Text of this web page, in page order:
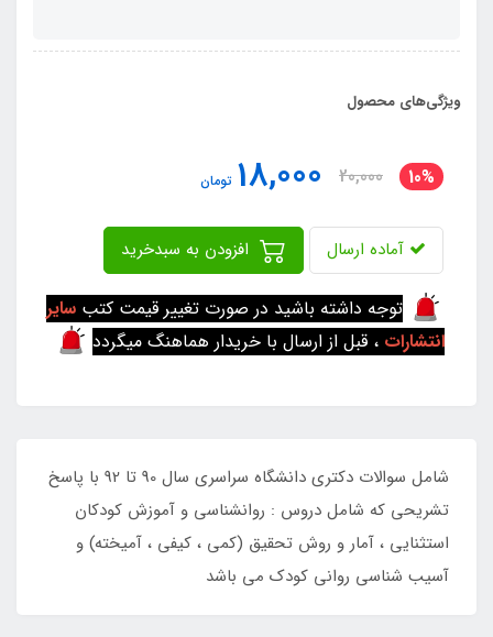
ویژگی‌های محصول
10%
20,000
18,000 تومان
آماده ارسال
توجه داشته باشید در صورت تغییر قیمت کتب سایر
انتشارات ، قبل از ارسال با خریدار هماهنگ میگردد
شامل سوالات دکتری دانشگاه سراسری سال 90 تا 92 با پاسخ
تشریحی که شامل دروس : روانشناسی و آموزش کودکان
استثنایی ، آمار و روش تحقیق (کمی ، کیفی ، آمیخته) و
آسیب شناسی روانی کودک می باشد